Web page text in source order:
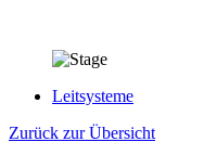
Leitsysteme
Zurück zur Übersicht